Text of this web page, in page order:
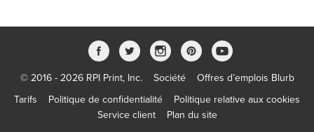
© 2016 - 2026 RPI Print, Inc. Société
Offres d’emplois Blurb
Tarifs
Politique de confidentialité
Politique relative aux cookies
Service client
Plan du site